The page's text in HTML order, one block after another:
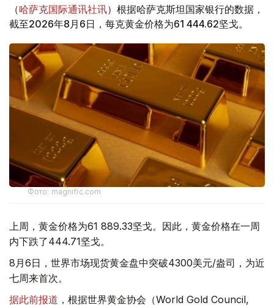
（哈萨克国际通讯社讯）根据哈萨克斯坦国家银行的数据，
截至2026年8月6日，每克黄金价格为61 444.62坚戈。
Фото: magnific.com
上周，黄金价格为61 889.33坚戈。因此，黄金价格在一周
内下跌了444.71坚戈。
8月6日，世界市场现货黄金盘中突破4300美元/盎司，为近
七周来首次。
据此前报道 ，根据世界黄金协会（World Gold Council,